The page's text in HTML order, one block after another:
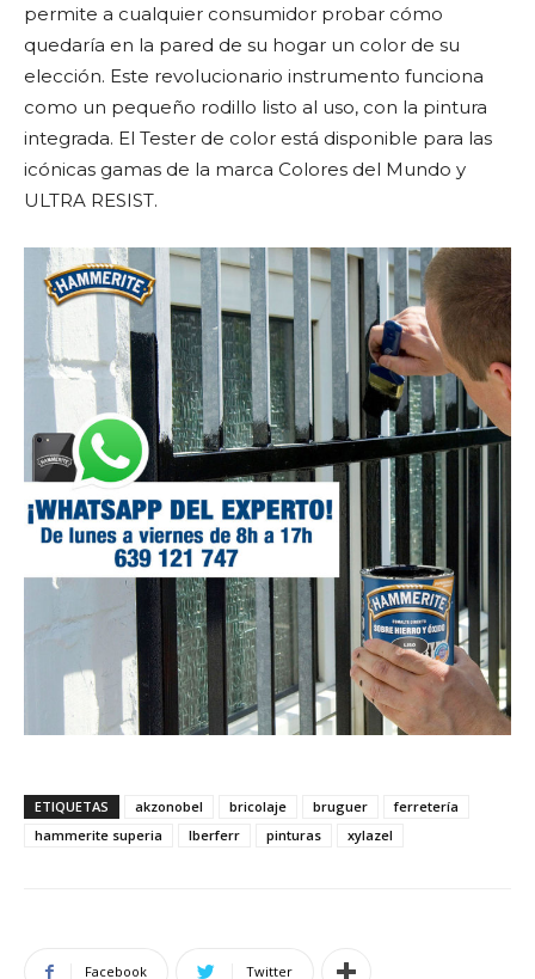
permite a cualquier consumidor probar cómo
quedaría en la pared de su hogar un color de su
elección. Este revolucionario instrumento funciona
como un pequeño rodillo listo al uso, con la pintura
integrada. El Tester de color está disponible para las
icónicas gamas de la marca Colores del Mundo y
ULTRA RESIST.
ETIQUETAS akzonobel bricolaje bruguer
ferretería
hammerite superia
Iberferr pinturas xylazel
Facebook Twitter